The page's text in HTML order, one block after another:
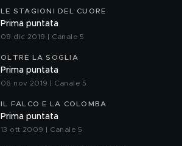
LE STAGIONI DEL CUORE
Prima puntata
09 dic 2019 | Canale 5
OLTRE LA SOGLIA
Prima puntata
06 nov 2019 | Canale 5
IL FALCO E LA COLOMBA
Prima puntata
13 ott 2009 | Canale 5